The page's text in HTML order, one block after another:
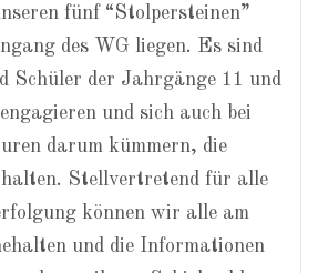
fünf “Stolpersteinen”
des WG liegen. Es sind
Schüler der Jahrgänge 11 und
und sich auch bei
darum kümmern, die
halten. Stellvertretend für alle
können wir alle am
und die Informationen